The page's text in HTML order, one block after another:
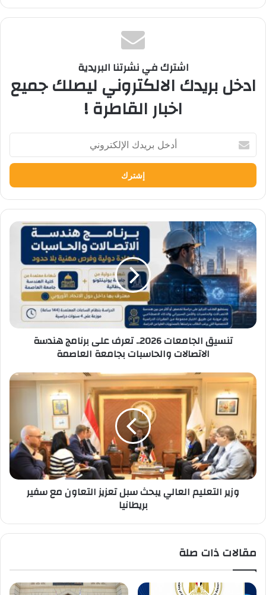
اشترك في نشرتنا البريدية
ادخل بريدك الالكتروني ليصلك جميع
اخبار القاطرة !
بريدك
الإلكتروني
تنسيق
الجامعات
2026..
تعرف
على
برنامج
هندسة
الاتصالات
والحاسبات
تنسيق الجامعات 2026.. تعرف على برنامج هندسة
الاتصالات والحاسبات بجامعة العاصمة
وزير
التعليم
العالي
سبل
تعزيز
التعاون
مع
سفير
بريطانياوزير التعليم العالي يبحث سبل تعزيز التعاون مع سفير
بريطانيا
مقالات ذات صلة